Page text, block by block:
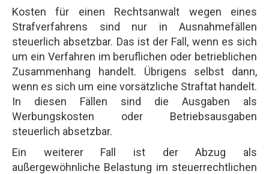
Kosten für einen Rechtsanwalt wegen eines
Strafverfahrens sind nur in Ausnahmefällen
steuerlich absetzbar. Das ist der Fall, wenn es sich
um ein Verfahren im beruflichen oder betrieblichen
Zusammenhang handelt. Übrigens selbst dann,
wenn es sich um eine vorsätzliche Straftat handelt.
In diesen Fällen sind die Ausgaben als
Werbungskosten oder Betriebsausgaben
steuerlich absetzbar.
Ein weiterer Fall ist der Abzug als
außergewöhnliche Belastung im steuerrechtlichen